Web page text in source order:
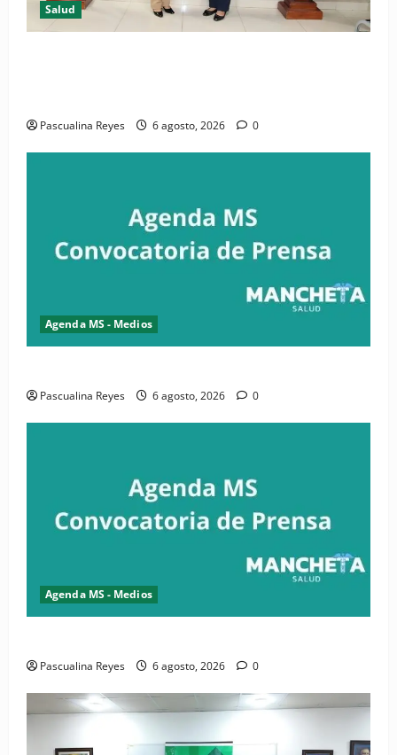
Salud
Pascualina Reyes 6 agosto, 2026 0
Agenda MS - Medios
Pascualina Reyes 6 agosto, 2026 0
Agenda MS - Medios
Pascualina Reyes 6 agosto, 2026 0